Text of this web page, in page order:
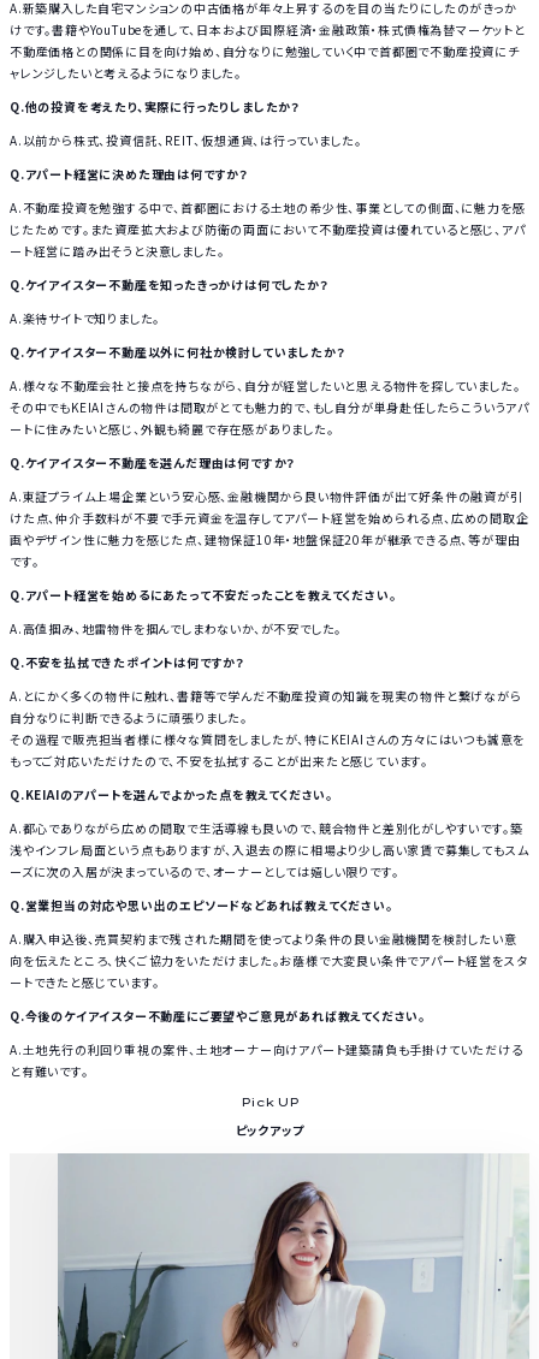
A.新築購入した自宅マンションの中古価格が年々上昇するのを目の当たりにしたのがきっか
けです。書籍やYouTubeを通して、日本および国際経済・金融政策・株式債権為替マーケットと
不動産価格との関係に目を向け始め、自分なりに勉強していく中で首都圏で不動産投資にチ
ャレンジしたいと考えるようになりました。
Q.他の投資を考えたり、実際に行ったりしましたか？
A.以前から株式、投資信託、REIT、仮想通貨、は行っていました。
Q.アパート経営に決めた理由は何ですか？
A.不動産投資を勉強する中で、首都圏における土地の希少性、事業としての側面、に魅力を感
じたためです。また資産拡大および防衛の両面において不動産投資は優れていると感じ、アパ
ート経営に踏み出そうと決意しました。
Q.ケイアイスター不動産を知ったきっかけは何でしたか？
A.楽待サイトで知りました。
Q.ケイアイスター不動産以外に何社か検討していましたか？
A.様々な不動産会社と接点を持ちながら、自分が経営したいと思える物件を探していました。
その中でもKEIAIさんの物件は間取がとても魅力的で、もし自分が単身赴任したらこういうアパ
ートに住みたいと感じ、外観も綺麗で存在感がありました。
Q.ケイアイスター不動産を選んだ理由は何ですか？
A.東証プライム上場企業という安心感、金融機関から良い物件評価が出て好条件の融資が引
けた点、仲介手数料が不要で手元資金を温存してアパート経営を始められる点、広めの間取企
画やデザイン性に魅力を感じた点、建物保証10年・地盤保証20年が継承できる点、等が理由
です。
Q.アパート経営を始めるにあたって不安だったことを教えてください。
A.高値掴み、地雷物件を掴んでしまわないか、が不安でした。
Q.不安を払拭できたポイントは何ですか？
A.とにかく多くの物件に触れ、書籍等で学んだ不動産投資の知識を現実の物件と繋げながら
自分なりに判断できるように頑張りました。
その過程で販売担当者様に様々な質問をしましたが、特にKEIAIさんの方々にはいつも誠意を
もってご対応いただけたので、不安を払拭することが出来たと感じています。
Q.KEIAIのアパートを選んでよかった点を教えてください。
A.都心でありながら広めの間取で生活導線も良いので、競合物件と差別化がしやすいです。築
浅やインフレ局面という点もありますが、入退去の際に相場より少し高い家賃で募集してもスム
ーズに次の入居が決まっているので、オーナーとしては嬉しい限りです。
Q.営業担当の対応や思い出のエピソードなどあれば教えてください。
A.購入申込後、売買契約まで残された期間を使ってより条件の良い金融機関を検討したい意
向を伝えたところ、快くご協力をいただけました。お蔭様で大変良い条件でアパート経営をスタ
ートできたと感じています。
Q.今後のケイアイスター不動産にご要望やご意見があれば教えてください。
A.土地先行の利回り重視の案件、土地オーナー向けアパート建築請負も手掛けていただける
と有難いです。
Pick UP
ピックアップ